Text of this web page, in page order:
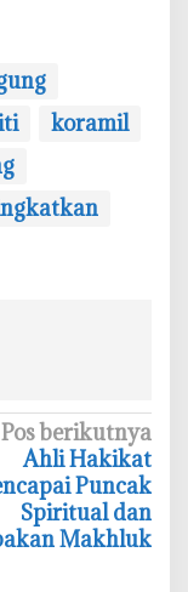
koramil
Pos berikutnya
Ahli Hakikat
Puncak
Spiritual dan
Makhluk